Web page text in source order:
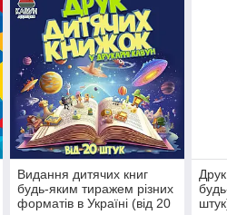
Видання дитячих книг
будь-яким тиражем різних
форматів в Україні (від 20